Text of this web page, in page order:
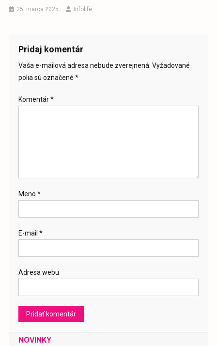
25. marca 2025 Infolife
Pridaj komentár
Vaša e-mailová adresa nebude zverejnená. Vyžadované
polia sú označené *
Komentár*
Meno *
E-mail *
Adresa webu
NOVINKY